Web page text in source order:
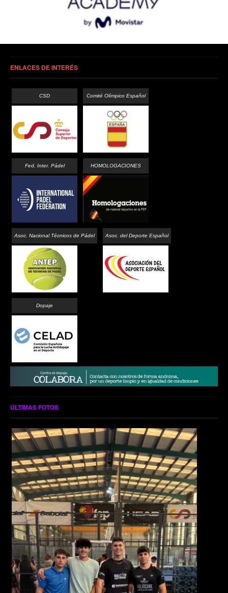
ENLACES DE INTERÉS
CSD Comité Olímpico Español
Fed. Inter. Pádel HOMOLOGACIONES
Asoc. Nacional Técnicos de Pádel Asoc. del Deporte Español
Dopaje
ÚLTIMAS FOTOS